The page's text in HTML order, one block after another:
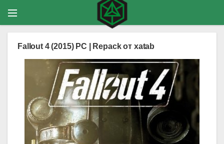
Fallout 4 (2015) PC | Repack от xatab